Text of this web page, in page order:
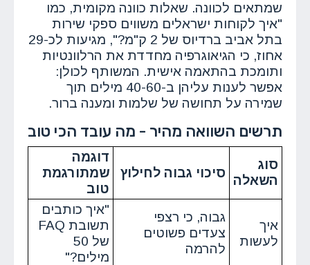
שמתאים לכוונה. שאלות כוונה מקומית, כמו
"איך לקוחות ישראלים משווים ספקי שירות
בתל אביב ברדיוס של 2 ק"מ?", מגיעות לכ-29
אחוז, כי הגיאוגרפיה מחדדת את הרלוונטיות
ותומכת בהתאמה אישית. המשותף לכולן:
אפשר לענות עליהן ב-40-60 מילים תוך
שמירה על תחושה של שלמות ומענה ברור.
תרשים השוואה מהיר - מה עובד הכי טוב
סוג
השאלה
סיכוי גבוה לחילוץ
דוגמה
שמתורגמת
טוב
איך
לעשות
גבוה, כי רצפי
צעדים פשוטים
להרמה
"איך כותבים
תשובת FAQ
של 50
מילים?"